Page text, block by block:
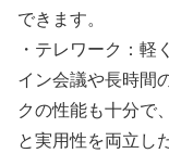
できます。
・テレワーク：軽
イン会議や長時間
クの性能も十分で
と実用性を両立し